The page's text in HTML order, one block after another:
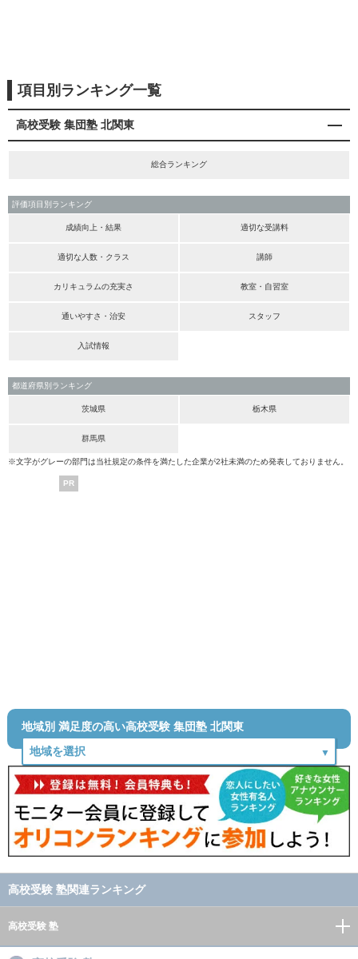
項目別ランキング一覧
高校受験 集団塾 北関東
総合ランキング
評価項目別ランキング
成績向上・結果 適切な受講料
適切な人数・クラス 講師
カリキュラムの充実さ 教室・自習室
通いやすさ・治安 スタッフ
入試情報
都道府県別ランキング
茨城県 栃木県
群馬県
※文字がグレーの部門は当社規定の条件を満たした企業が2社未満のため発表しておりません。
PR
地域別 満足度の高い高校受験 集団塾 北関東
高校受験 塾関連ランキング
高校受験 塾